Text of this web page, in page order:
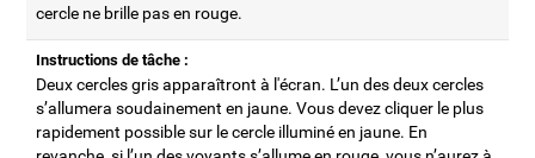
cercle ne brille pas en rouge.
Instructions de tâche :
Deux cercles gris apparaîtront à l'écran. L’un des deux cercles
s’allumera soudainement en jaune. Vous devez cliquer le plus
rapidement possible sur le cercle illuminé en jaune. En